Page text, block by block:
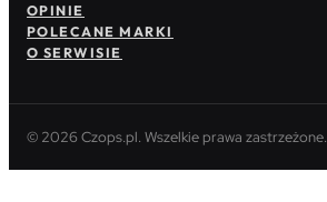
OPINIE
POLECANE MARKI
O SERWISIE
© 2026 Czops.pl. Wszelkie prawa zastrzeżone.